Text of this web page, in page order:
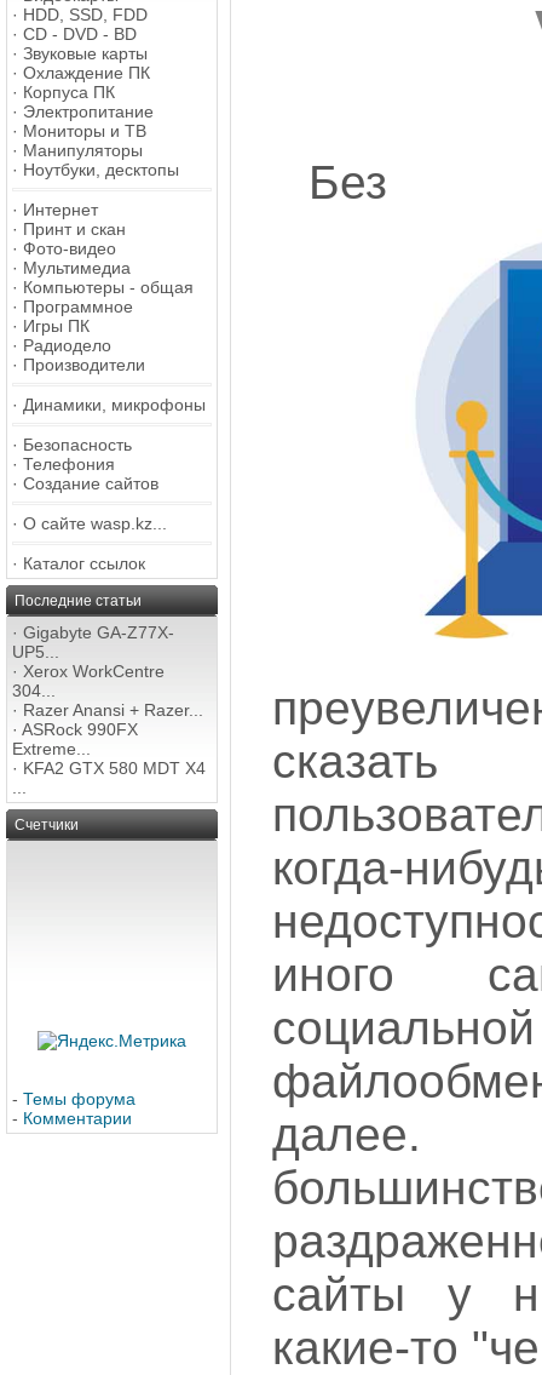
· HDD, SSD, FDD
· CD - DVD - BD
· Звуковые карты
· Охлаждение ПК
· Корпуса ПК
· Электропитание
· Мониторы и ТВ
· Манипуляторы
· Ноутбуки, десктопы
· Интернет
· Принт и скан
· Фото-видео
· Мультимедиа
· Компьютеры - общая
· Программное
· Игры ПК
· Радиодело
· Производители
· Динамики, микрофоны
· Безопасность
· Телефония
· Создание сайтов
· О сайте wasp.kz...
· Каталог ссылок
Последние статьи
· Gigabyte GA-Z77X-
UP5...
· Xerox WorkCentre
304...
· Razer Anansi + Razer...
· ASRock 990FX
Extreme...
· KFA2 GTX 580 MDT X4
Счетчики
- Темы форума
- Комментарии
Без
когда-
иного
далее.
сайты у
какие-то